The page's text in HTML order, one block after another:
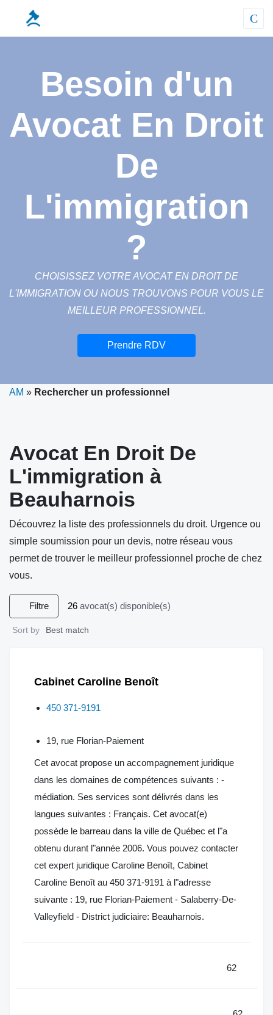
Besoin d'un
Avocat En Droit
De
L'immigration
?
CHOISISSEZ VOTRE AVOCAT EN DROIT DE
L'IMMIGRATION OU NOUS TROUVONS POUR VOUS LE
MEILLEUR PROFESSIONNEL.
Prendre RDV
AM » Rechercher un professionnel
Avocat En Droit De
L'immigration à
Beauharnois
Découvrez la liste des professionnels du droit. Urgence ou
simple soumission pour un devis, notre réseau vous
permet de trouver le meilleur professionnel proche de chez
vous.
Filtre 26 avocat(s) disponible(s)
Sort by Best match
Cabinet Caroline Benoît
450 371-9191
19, rue Florian-Paiement
Cet avocat propose un accompagnement juridique
dans les domaines de compétences suivants : -
médiation. Ses services sont délivrés dans les
langues suivantes : Français. Cet avocat(e)
possède le barreau dans la ville de Québec et l"a
obtenu durant l"année 2006. Vous pouvez contacter
cet expert juridique Caroline Benoît, Cabinet
Caroline Benoît au 450 371-9191 à l"adresse
suivante : 19, rue Florian-Paiement - Salaberry-De-
Valleyfield - District judiciaire: Beauharnois.
62